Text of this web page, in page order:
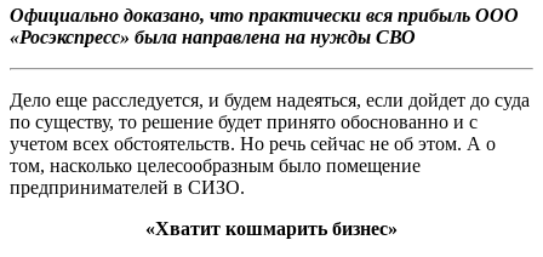
Официально доказано, что практически вся прибыль ООО
«Росэкспресс» была направлена на нужды СВО
Дело еще расследуется, и будем надеяться, если дойдет до суда
по существу, то решение будет принято обоснованно и с
учетом всех обстоятельств. Но речь сейчас не об этом. А о
том, насколько целесообразным было помещение
предпринимателей в СИЗО.
«Хватит кошмарить бизнес»